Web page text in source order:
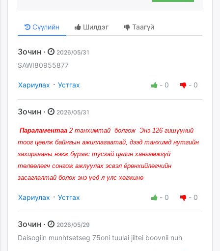
Сүүлийн Шилдэг Таагүй
Зочин · 2026/05/31
SAWI80955877
Хариулах · Устгах - 0 - 0
Зочин · 2026/05/31
Параламентаа 2 танхимтай болгож Энэ 126 гишүүний
тоог цөөлж байнгын ажиллагаатай, дээд танхимд нутгийн
захиргааны нэгж бүрээс тусгай цалин хангамжгүй
төлөөлөгч сонгож ажлуулах эсвэл ёрөнхийлөгчийн
засаглалтай болох энэ үед л улс хөгжинө
Хариулах · Устгах - 0 - 0
Зочин · 2026/05/29
Daisogiin munhtsetseg 75oni tuulai jiltei boovnii nuh